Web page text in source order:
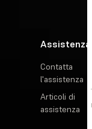
Assistenza
Contatta
l'assistenza
Articoli di
assistenza